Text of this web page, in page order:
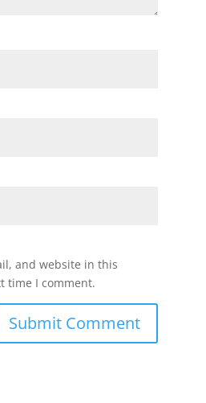
and website in this
time I comment.